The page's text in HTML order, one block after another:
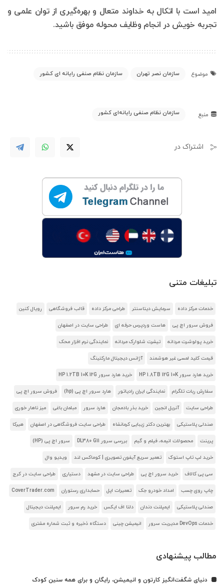
امید است با اتکال به خداوند متعال و بهره‌گیری از توان علمی و
تجربه خویش در انجام وظایف محوله موفق باشید.
موضوع سازمان نصر تهران سازمان نظام صنفی رایانه ای کشور
منبع سازمان نظام صنفی رایانه‌ای کشور
اشتراک در
تبلیغات متنی
خدمات مرکز داده سرمایش دیتاسنتر طراحی مرکز داده قالب فروشگاهی رویال کنین
فروش سرور اچ پی هاست وردپرس حرفه ای طراحی سایت در اصفهان
خرید پولوشرت مردانه تیشرت شلوارک مردانه نمایندگی نرم افزار محک
قیمت کلید لمسی غیر هوشمند آژانس دیجیتال مارکتینگ
خرید هارد سرور HP 1.8TB 12G 10K خرید هارد سرور HP 1.2TB 10K 12G
سفارش ربات تلگرام نمایندگی ایران رادیاتور هارد سرور اچ پی (hp) فروش سرور اچ پی
طراحی سایت آنریل انجین خرید بذر بادمجان هارد سرور مبلمان باغی میز ناهار خوری
صندلی پلاستیکی بهترین دکتر زیبایی کرمانشاه طراحی سایت فروشگاهی در اصفهان هیرکا
پرینت محصولات انیمه، فیلم و گیم بررسی سرور DL380 G11 سرور اچ پی (HP)
خرید لپ تاپ استوک تعمیر سریع آیفون تصویری | کوماکس لند ویدیو وال
سی پی کالاف خرید سرور اچ پی طراحی سایت در مشهد دستیاری طراحی سایت در کرج
چاپ روی چسب امداد خودرو جک تعمیرات اپل حسابداری رستوران CoverTrader.com
صندلی پلاستیکی ایمپلنت دندان دلتا اف ایکس خرید رم سرور ایمپلنت دیجیتال
خدمات DevOps مدیریت سرور انیمیشن چینی دستگاه ذخیره و ثبت شماره مشتری
مطالب پیشنهادی
دنیای شگفت‌انگیز کارتون و انیمیشن، رایگان و برای همه سنین کودک